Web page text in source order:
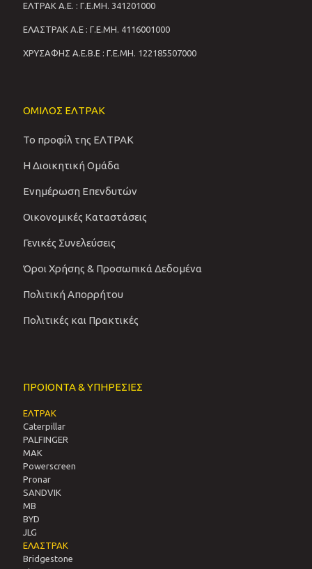
ΕΛΤΡΑΚ Α.Ε. : Γ.Ε.ΜΗ. 341201000
ΕΛΑΣΤΡΑΚ Α.Ε : Γ.Ε.ΜΗ. 4116001000
ΧΡΥΣΑΦΗΣ Α.Ε.Β.Ε : Γ.Ε.ΜΗ. 122185507000
ΟΜΙΛΟΣ ΕΛΤΡΑΚ
Το προφίλ της ΕΛΤΡΑΚ
Η Διοικητική Ομάδα
Ενημέρωση Επενδυτών
Οικονομικές Καταστάσεις
Γενικές Συνελεύσεις
Όροι Χρήσης & Προσωπικά Δεδομένα
Πολιτική Απορρήτου
Πολιτικές και Πρακτικές
ΠΡΟΙΟΝΤΑ & ΥΠΗΡΕΣΙΕΣ
ΕΛΤΡΑΚ
Caterpillar
PALFINGER
MAK
Powerscreen
Pronar
SANDVIΚ
MB
BYD
JLG
ΕΛΑΣΤΡΑΚ
Bridgestone